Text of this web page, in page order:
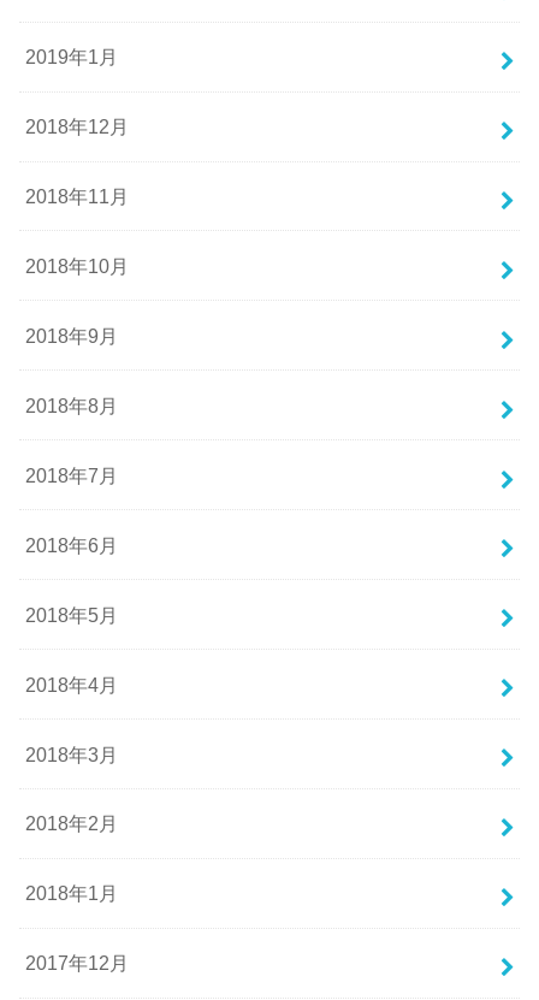
2019年1月
2018年12月
2018年11月
2018年10月
2018年9月
2018年8月
2018年7月
2018年6月
2018年5月
2018年4月
2018年3月
2018年2月
2018年1月
2017年12月